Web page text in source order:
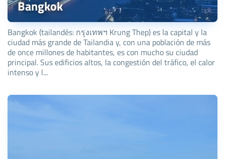
Bangkok
Bangkok (tailandés: กรุงเทพฯ Krung Thep) es la capital y la
ciudad más grande de Tailandia y, con una población de más
de once millones de habitantes, es con mucho su ciudad
principal. Sus edificios altos, la congestión del tráfico, el calor
intenso y l...